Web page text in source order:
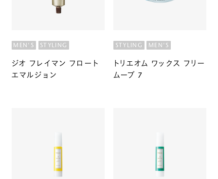
MEN'S STYLING
ジオ フレイマン フロート
エマルジョン
STYLING MEN'S
トリエオム ワックス フリー
ムーブ 7